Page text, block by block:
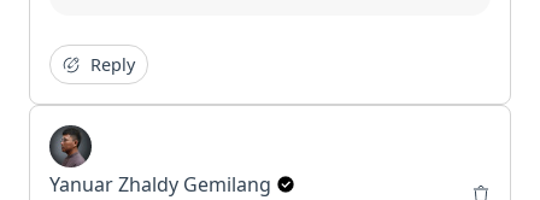
Reply
Yanuar Zhaldy Gemilang